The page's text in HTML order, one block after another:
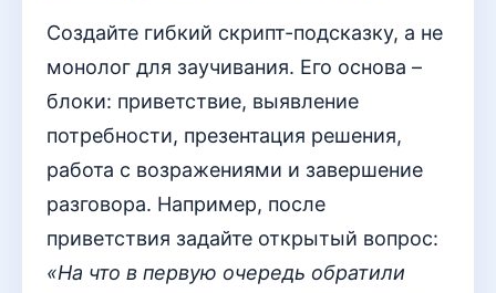
Создайте гибкий скрипт-подсказку, а не
монолог для заучивания. Его основа –
блоки: приветствие, выявление
потребности, презентация решения,
работа с возражениями и завершение
разговора. Например, после
приветствия задайте открытый вопрос:
«На что в первую очередь обратили